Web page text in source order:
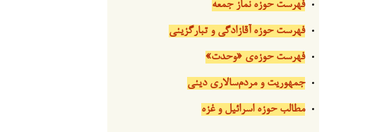
فهرست حوزه نماز جمعه
فهرست حوزه آقازادگی و تبارگزینی
فهرست حوزه‌ی «وحدت»
جمهوریت و مردم‌سالاری دینی
مطالب حوزه اسرائیل و غزه